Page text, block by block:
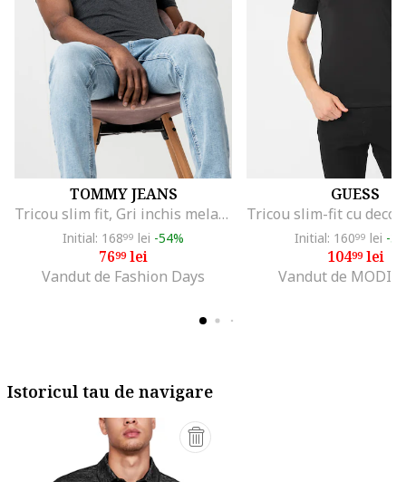
TOMMY JEANS
Tricou slim fit, Gri inchis melange
Initial: 16899 lei -54%
7699lei
Vandut de Fashion Days
GUESS
Initial: 16099 lei -
10499lei
Vandut de
Istoricul tau de navigare